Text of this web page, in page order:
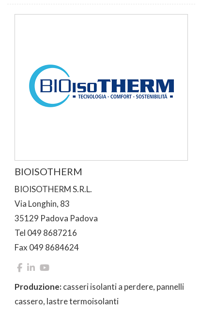
BIOISOTHERM
BIOISOTHERM S.R.L.
Via Longhin, 83
35129 Padova Padova
Tel 049 8687216
Fax 049 8684624
Produzione:casseri isolanti a perdere, pannelli
cassero, lastre termoisolanti